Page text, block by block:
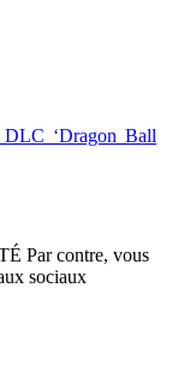
‘Dragon Ball
Par contre, vous
sociaux